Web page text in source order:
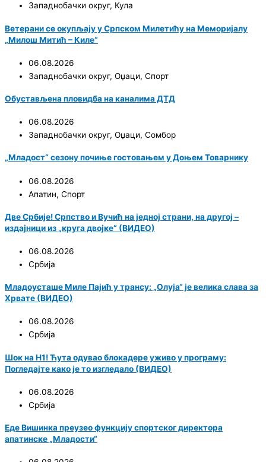
Западнобачки округ, Кула
Ветерани се окупљају у Српском Милетићу на Меморијалу
„Милош Митић – Киле“
06.08.2026
Западнобачки округ, Оџаци, Спорт
Обустављена пловидба на каналима ДТД
06.08.2026
Западнобачки округ, Оџаци, Сомбор
„Младост“ сезону почиње гостовањем у Доњем Товарнику
06.08.2026
Апатин, Спорт
Две Србије! Српство и Вучић на једној страни, на другој –
издајници из „круга двојке“ (ВИДЕО)
06.08.2026
Србија
Младоусташе Миле Пајић у трансу: „Олуја“ је велика слава за
Хрвате (ВИДЕО)
06.08.2026
Србија
Шок на Н1! Ћута одувао блокадере уживо у програму:
Погледајте како је то изгледало (ВИДЕО)
06.08.2026
Србија
Еде Вишинка преузео функцију спортског директора
апатинске „Младости“